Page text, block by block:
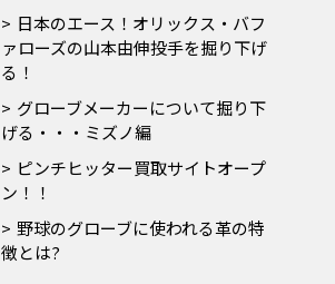
日本のエース！オリックス・バフ
ァローズの山本由伸投手を掘り下げ
る！
グローブメーカーについて掘り下
げる・・・ミズノ編
ピンチヒッター買取サイトオープ
ン！！
野球のグローブに使われる革の特
徴とは?